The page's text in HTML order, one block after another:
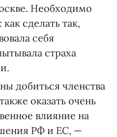
Необходимо
сделать так,
себя
страха
добиться членства
оказать очень
влияние на
РФ и ЕС, —